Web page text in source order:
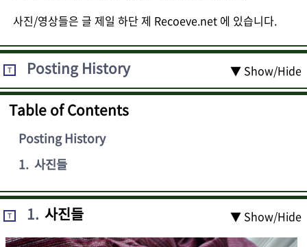
사진/영상들은 글 제일 하단 제 Recoeve.net 에 있습니다.
T Posting History ▼ Show/Hide
Table of Contents
Posting History
1. 사진들
T 1. 사진들 ▼ Show/Hide